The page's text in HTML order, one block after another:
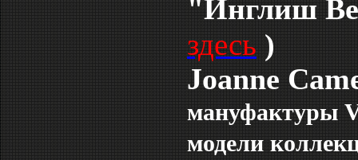
"Инглиш
здесь )
Joanne
мануфактуры
модели